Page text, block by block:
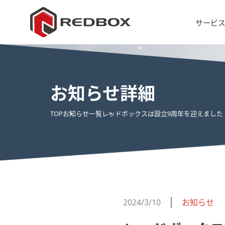
サービ
お知らせ詳細
TOPお知らせ一覧レッドボックスは設立9周年を迎えました
2024/3/10 お知らせ